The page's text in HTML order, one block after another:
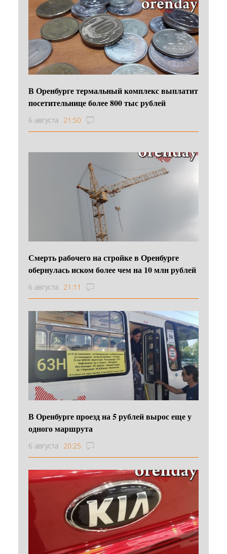
В Оренбурге термальный комплекс выплатит
посетительнице более 800 тыс рублей
6 августа 21:50
Смерть рабочего на стройке в Оренбурге
обернулась иском более чем на 10 млн рублей
6 августа 21:11
В Оренбурге проезд на 5 рублей вырос еще у
одного маршрута
6 августа 20:25